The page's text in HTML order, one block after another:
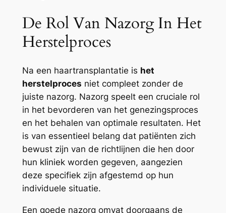
De Rol Van Nazorg In Het
Herstelproces
Na een haartransplantatie is het
herstelproces niet compleet zonder de
juiste nazorg. Nazorg speelt een cruciale rol
in het bevorderen van het genezingsproces
en het behalen van optimale resultaten. Het
is van essentieel belang dat patiënten zich
bewust zijn van de richtlijnen die hen door
hun kliniek worden gegeven, aangezien
deze specifiek zijn afgestemd op hun
individuele situatie.
Een goede nazorg omvat doorgaans de